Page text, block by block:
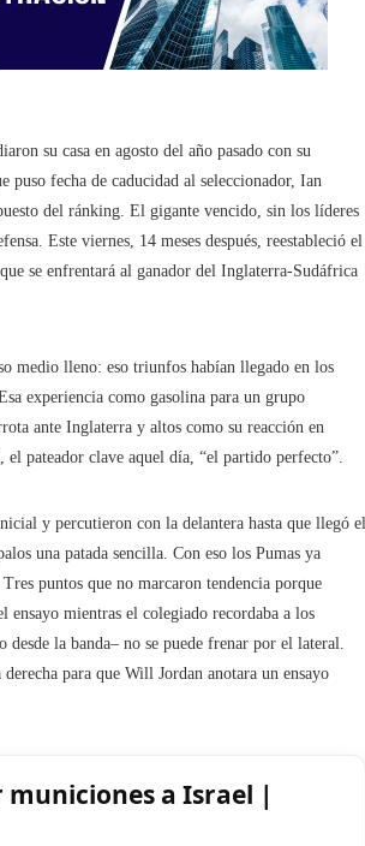
su casa en agosto del año pasado con su
fecha de caducidad al seleccionador, Ian
del ránking. El gigante vencido, sin los líderes
Este viernes, 14 meses después, reestableció el
se enfrentará al ganador del Inglaterra-Sudáfrica
medio lleno: eso triunfos habían llegado en los
experiencia como gasolina para un grupo
ante Inglaterra y altos como su reacción en
pateador clave aquel día, “el partido perfecto”.
y percutieron con la delantera hasta que llegó el
una patada sencilla. Con eso los Pumas ya
puntos que no marcaron tendencia porque
mientras el colegiado recordaba a los
la banda– no se puede frenar por el lateral.
para que Will Jordan anotara un ensayo
municiones a Israel |